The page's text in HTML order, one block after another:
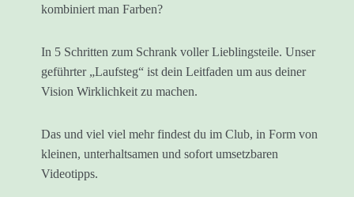
kombiniert man Farben?
In 5 Schritten zum Schrank voller Lieblingsteile. Unser
geführter „Laufsteg“ ist dein Leitfaden um aus deiner
Vision Wirklichkeit zu machen.
Das und viel viel mehr findest du im Club, in Form von
kleinen, unterhaltsamen und sofort umsetzbaren
Videotipps.